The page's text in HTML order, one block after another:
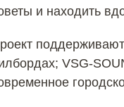
и находить
VSG-